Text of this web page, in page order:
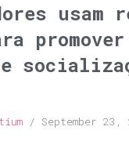
usam
promover
September 23,